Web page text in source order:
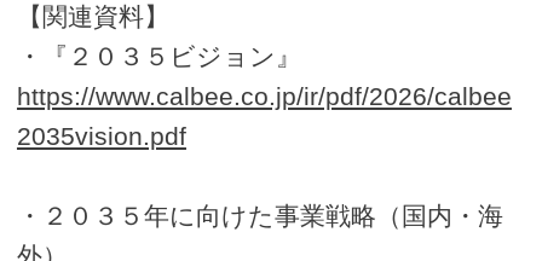
【関連資料】
・『２０３５ビジョン』
https://www.calbee.co.jp/ir/pdf/2026/calbee
2035vision.pdf
・２０３５年に向けた事業戦略（国内・海
外）